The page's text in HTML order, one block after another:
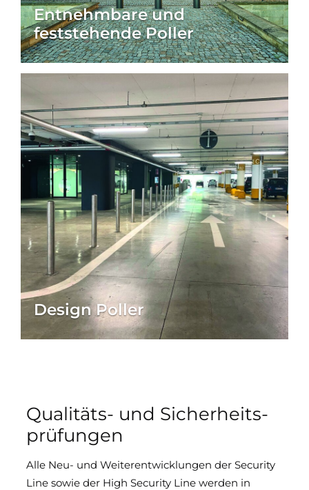
Entnehmbare und
feststehende Poller
Design Poller
Qualitäts- und Sicherheits­
prüfungen
Alle Neu- und Weiterentwicklungen der Security
Line sowie der High Security Line werden in